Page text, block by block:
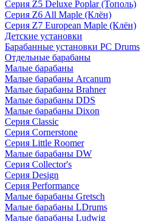
Серия Z5 Deluxe Poplar (Тополь)
Серия Z6 All Maple (Клён)
Серия Z7 European Maple (Клён)
Детские установки
Барабанные установки PC Drums
Отдельные барабаны
Малые барабаны
Малые барабаны Arcanum
Малые барабаны Brahner
Малые барабаны DDS
Малые барабаны Dixon
Серия Classic
Серия Cornerstone
Серия Little Roomer
Малые барабаны DW
Серия Collector's
Серия Design
Серия Performance
Малые барабаны Gretsch
Малые барабаны LDrums
Малые барабаны Ludwig